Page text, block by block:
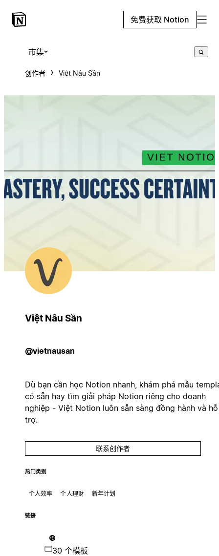
免费获取 Notion
市集
创作者 Việt Nâu Sần
Việt Nâu Sần
@vietnausan
Dù bạn cần học Notion nhanh, khám phá mẫu
có sẵn hay tìm giải pháp Notion riêng cho doanh
nghiệp - Việt Notion luôn sẵn sàng đồng hành và hỗ
trợ.
联系创作者
热门类别
个人效率 个人理财 新年计划
链接
30 个模板